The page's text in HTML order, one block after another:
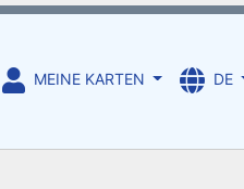
MEINE KARTEN DE